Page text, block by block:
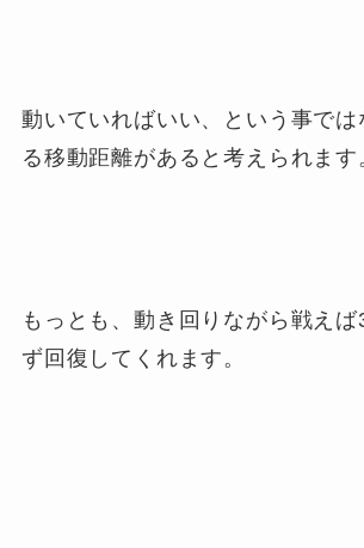
動いていればいい、という事で
る移動距離があると考えられます
もっとも、動き回りながら戦え
ず回復してくれます。